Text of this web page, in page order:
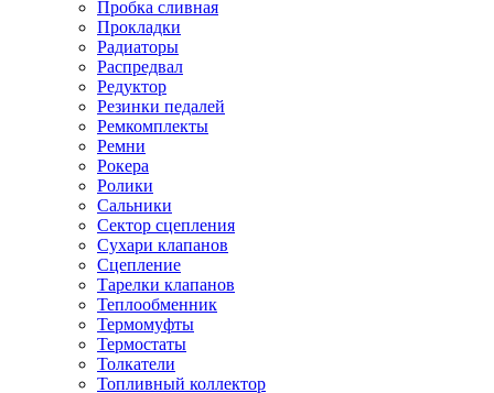
Пробка сливная
Прокладки
Радиаторы
Распредвал
Редуктор
Резинки педалей
Ремкомплекты
Ремни
Рокера
Ролики
Сальники
Сектор сцепления
Сухари клапанов
Сцепление
Тарелки клапанов
Теплообменник
Термомуфты
Термостаты
Толкатели
Топливный коллектор